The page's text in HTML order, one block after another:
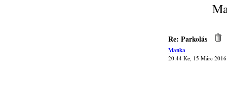
Re: Parkolás
Manka
20:44 Ke, 15 Márc 2016